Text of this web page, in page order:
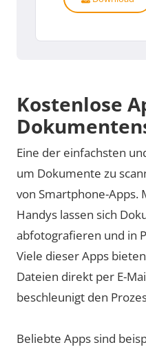
Kostenlose
Eine der einfachsten
um Dokumente zu
von Smartphone-Apps.
Handys lassen sich
abfotografieren und in
Viele dieser Apps
Dateien direkt per E-
beschleunigt den
Beliebte Apps sind